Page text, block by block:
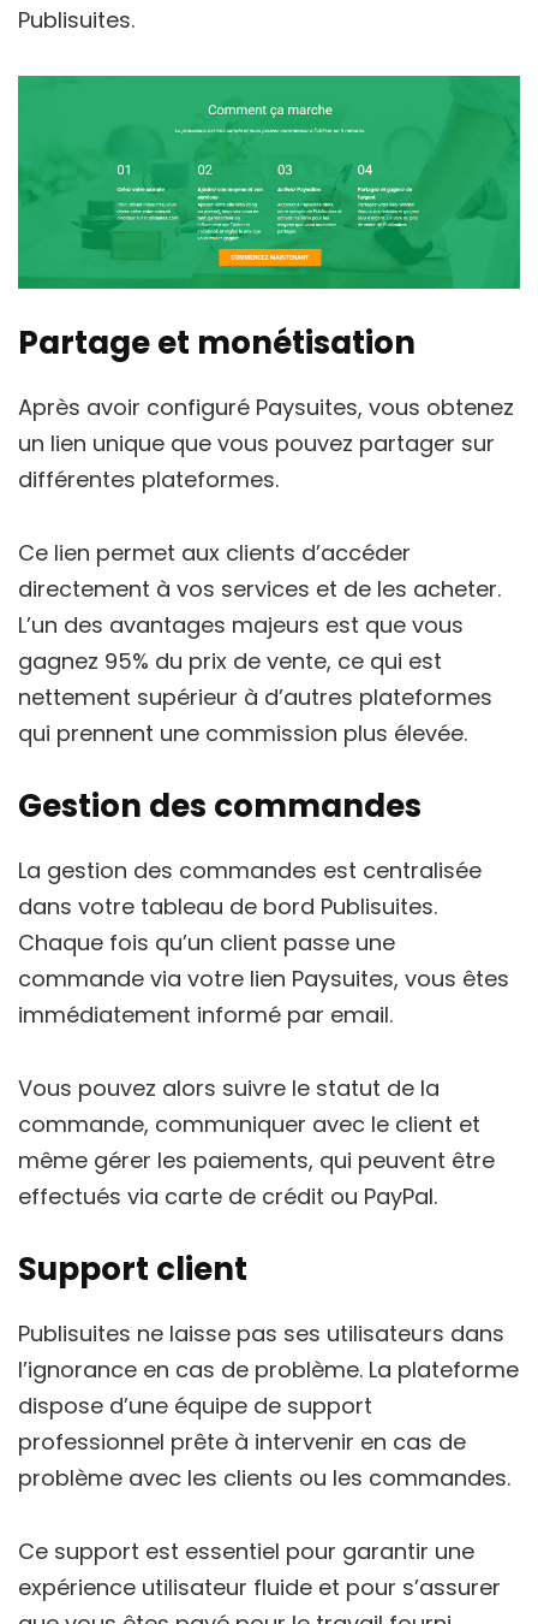
Publisuites.
Partage et monétisation
Après avoir configuré Paysuites, vous obtenez
un lien unique que vous pouvez partager sur
différentes plateformes.
Ce lien permet aux clients d’accéder
directement à vos services et de les acheter.
L’un des avantages majeurs est que vous
gagnez 95% du prix de vente, ce qui est
nettement supérieur à d’autres plateformes
qui prennent une commission plus élevée.
Gestion des commandes
La gestion des commandes est centralisée
dans votre tableau de bord Publisuites.
Chaque fois qu’un client passe une
commande via votre lien Paysuites, vous êtes
immédiatement informé par email.
Vous pouvez alors suivre le statut de la
commande, communiquer avec le client et
même gérer les paiements, qui peuvent être
effectués via carte de crédit ou PayPal.
Support client
Publisuites ne laisse pas ses utilisateurs dans
l’ignorance en cas de problème. La plateforme
dispose d’une équipe de support
professionnel prête à intervenir en cas de
problème avec les clients ou les commandes.
Ce support est essentiel pour garantir une
expérience utilisateur fluide et pour s’assurer